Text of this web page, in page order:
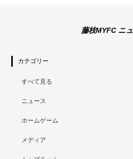
藤枝MYFC ニ
カテゴリー
すべて見る
ニュース
ホームゲーム
メディア